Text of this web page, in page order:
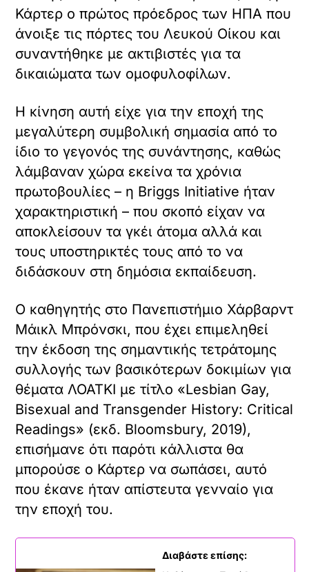
Κάρτερ ο πρώτος πρόεδρος των ΗΠΑ που
άνοιξε τις πόρτες του Λευκού Οίκου και
συναντήθηκε με ακτιβιστές για τα
δικαιώματα των ομοφυλοφίλων.
Η κίνηση αυτή είχε για την εποχή της
μεγαλύτερη συμβολική σημασία από το
ίδιο το γεγονός της συνάντησης, καθώς
λάμβαναν χώρα εκείνα τα χρόνια
πρωτοβουλίες – η Briggs Initiative ήταν
χαρακτηριστική – που σκοπό είχαν να
αποκλείσουν τα γκέι άτομα αλλά και
τους υποστηρικτές τους από το να
διδάσκουν στη δημόσια εκπαίδευση.
Ο καθηγητής στο Πανεπιστήμιο Χάρβαρντ
Μάικλ Μπρόνσκι, που έχει επιμεληθεί
την έκδοση της σημαντικής τετράτομης
συλλογής των βασικότερων δοκιμίων για
θέματα ΛΟΑΤΚΙ με τίτλο «Lesbian Gay,
Bisexual and Transgender History: Critical
Readings» (εκδ. Bloomsbury, 2019),
επισήμανε ότι παρότι κάλλιστα θα
μπορούσε ο Κάρτερ να σωπάσει, αυτό
που έκανε ήταν απίστευτα γενναίο για
την εποχή του.
Διαβάστε επίσης: